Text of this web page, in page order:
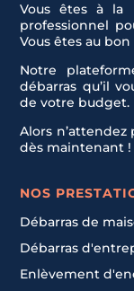
Vous êtes à la
professionnel
Vous êtes au
Notre
débarras qu’il
de votre budget.
Alors n’attendez
dès maintenant !
NOS
Débarras de
Débarras
Enlèvement